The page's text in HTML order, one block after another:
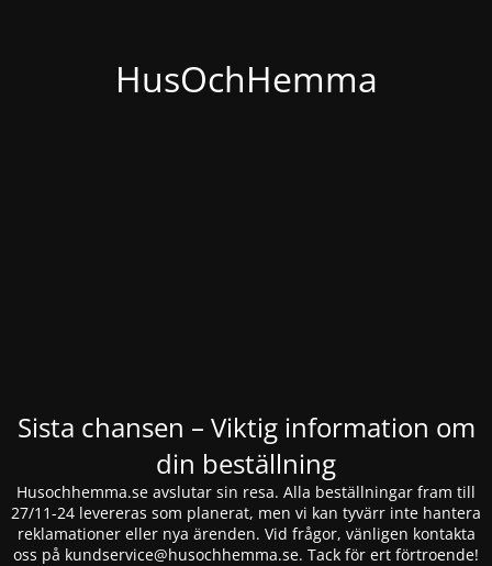
HusOchHemma
Sista chansen – Viktig information om
din beställning
Husochhemma.se avslutar sin resa. Alla beställningar fram till
27/11-24 levereras som planerat, men vi kan tyvärr inte hantera
reklamationer eller nya ärenden. Vid frågor, vänligen kontakta
oss på kundservice@husochhemma.se. Tack för ert förtroende!